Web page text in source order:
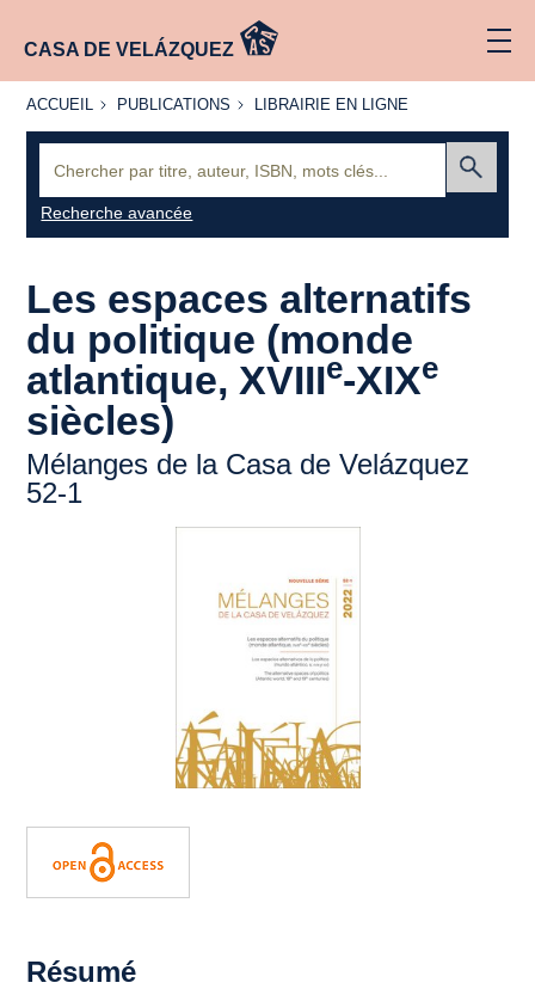
CASA DE VELÁZQUEZ
ACCUEIL
ACCUEIL PUBLICATIONS
PUBLICATIONS
LIBRAIRIE
LIBRAIRIE EN LIGNE
Recherche avancée
Les espaces alternatifs
du politique (monde
atlantique, XVIIIe-XIXe
siècles)
Mélanges de la Casa de Velázquez
52-1
Résumé